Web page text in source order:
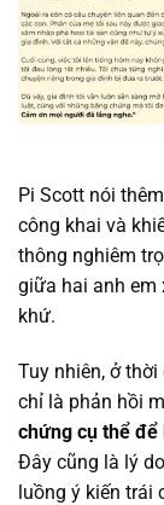
Pi Scott nói
công khai và
thông nghiêm
giữa hai anh em
khứ.
Tuy nhiên, ở
chỉ là phản hồi
chứng cụ thể để
Đây cũng là lý
luồng ý kiến trái